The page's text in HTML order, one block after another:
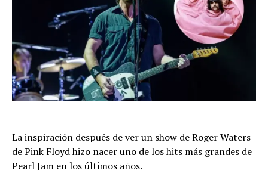
La inspiración después de ver un show de Roger Waters
de Pink Floyd hizo nacer uno de los hits más grandes de
Pearl Jam en los últimos años.